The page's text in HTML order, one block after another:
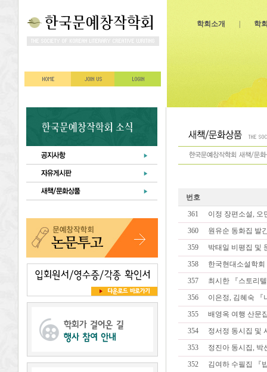
학회소개 학
번호
361
이정 장편소설, 오
360
원유순 동화집 발
359
박태일 비평집 및
358
한국현대소설학
357
최시한 『스토리
356
이은정, 김혜숙 『
355
배영옥 여행 산문
354
정서정 동시집 및
353
정진아 동시집, 박
352
김여하 수필집 『